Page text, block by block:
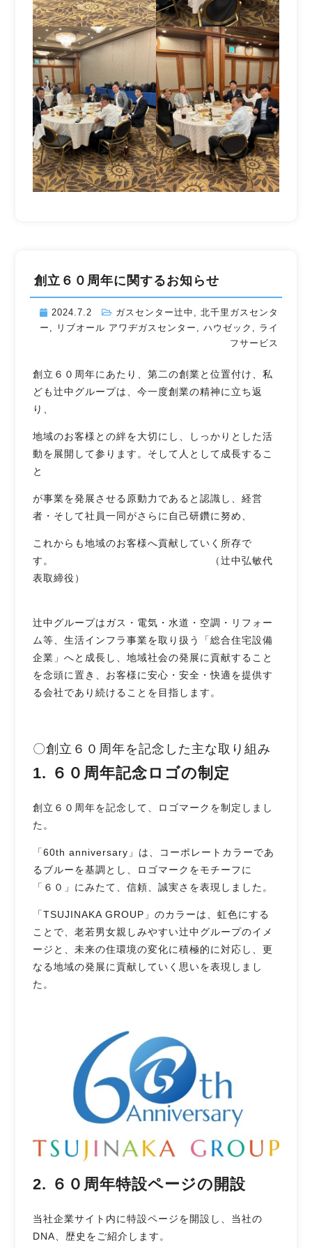
創立６０周年に関するお知らせ
2024.7.2 ガスセンター辻󠄀中 , 北千里ガスセンタ
ー , リブオール アワヂガスセンター , ハウゼック , ライ
フサービス
創立６０周年にあたり、第二の創業と位置付け、私
ども辻󠄀中グループは、今一度創業の精神に立ち返
り、
地域のお客様との絆を大切にし、しっかりとした活
動を展開して参ります。そして人として成長するこ
と
が事業を発展させる原動力であると認識し、経営
者・そして社員一同がさらに自己研鑽に努め、
これからも地域のお客様へ貢献していく所存で
す。 （辻󠄀中弘敏代
表取締役）
辻󠄀中グループはガス・電気・水道・空調・リフォー
ム等、生活インフラ事業を取り扱う「総合住宅設備
企業」へと成長し、地域社会の発展に貢献すること
を念頭に置き、お客様に安心・安全・快適を提供す
る会社であり続けることを目指します。
〇創立６０周年を記念した主な取り組み
1. ６０周年記念ロゴの制定
創立６０周年を記念して、ロゴマークを制定しまし
た。
「60th anniversary」は、コーポレートカラーであ
るブルーを基調とし、ロゴマークをモチーフに
「６０」にみたて、信頼、誠実さを表現しました。
「TSUJINAKA GROUP」のカラーは、虹色にする
ことで、老若男女親しみやすい辻󠄀中グループのイメ
ージと、未来の住環境の変化に積極的に対応し、更
なる地域の発展に貢献していく思いを表現しまし
た。
2. ６０周年特設ページの開設
当社企業サイト内に特設ページを開設し、当社の
DNA、歴史をご紹介します。